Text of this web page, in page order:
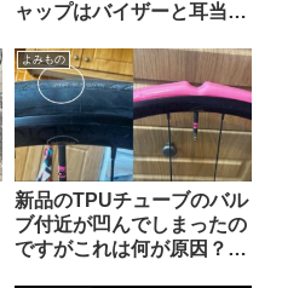
ャップはバイザーと耳当て
冬の高強度ライドにも良し
よみもの
新品のTPUチューブのバル
ブ付近が凹んでしまったの
ですがこれは何が原因？